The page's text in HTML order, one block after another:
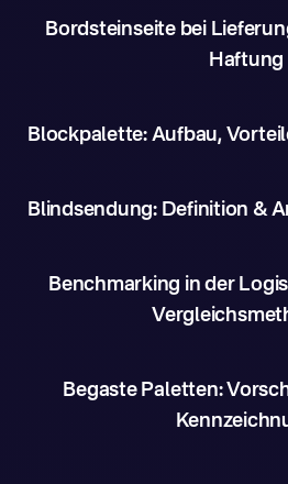
Bordsteinseite bei
Haftung
Blockpalette: Aufbau,
Blindsendung: Definition &
Benchmarking in der
Begaste Paletten: